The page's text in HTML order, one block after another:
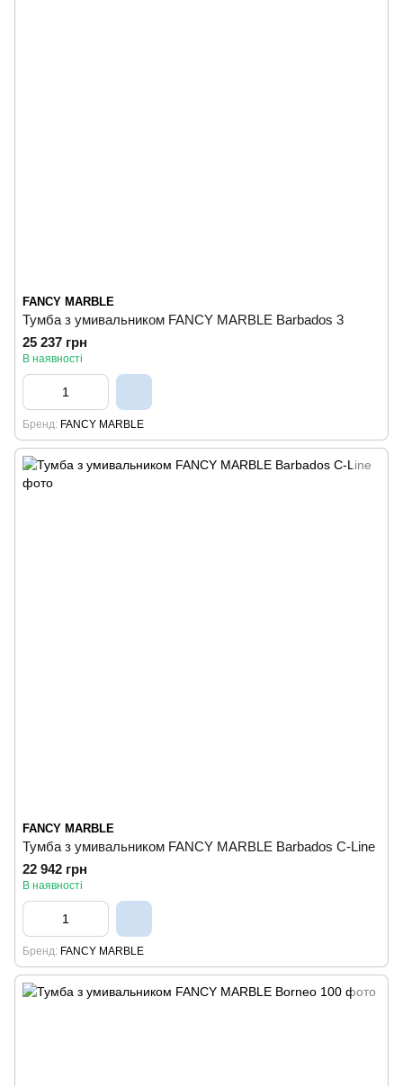
FANCY MARBLE
Тумба з умивальником FANCY MARBLE Barbados 3
25 237 грн
В наявності
Бренд FANCY MARBLE
FANCY MARBLE
Тумба з умивальником FANCY MARBLE Barbados C-Line
22 942 грн
В наявності
Бренд FANCY MARBLE